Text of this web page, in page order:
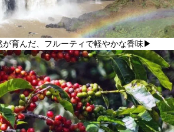
が育んだ、フルーティで軽やかな香味▶